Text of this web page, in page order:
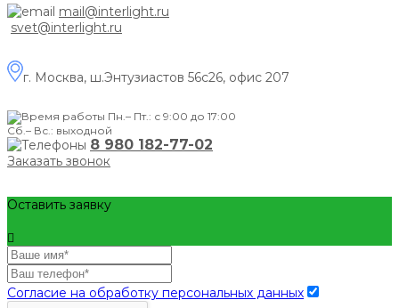
mail@interlight.ru
svet@interlight.ru
г. Москва, ш.Энтузиастов 56с26, офис 207
Пн.– Пт.: с 9:00 до 17:00
Сб.– Вс.: выходной
8 980 182-77-02
Заказать звонок
Оставить заявку
Согласие на обработку персональных данных